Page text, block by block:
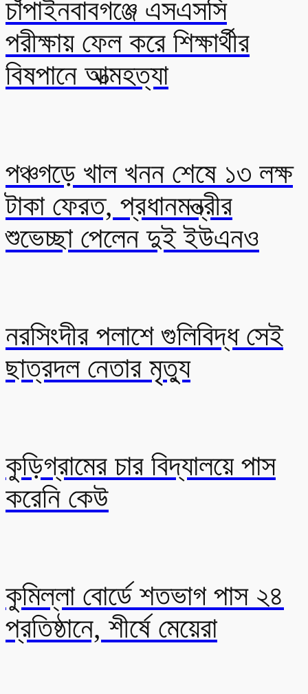
চাঁপাইনবাবগঞ্জে এসএসসি
পরীক্ষায় ফেল করে শিক্ষার্থীর
বিষপানে আত্মহত্যা
পঞ্চগড়ে খাল খনন শেষে ১৩ লক্ষ
টাকা ফেরত, প্রধানমন্ত্রীর
শুভেচ্ছা পেলেন দুই ইউএনও
নরসিংদীর পলাশে গুলিবিদ্ধ সেই
ছাত্রদল নেতার মৃত্যু
কুড়িগ্রামের চার বিদ্যালয়ে পাস
করেনি কেউ
কুমিল্লা বোর্ডে শতভাগ পাস ২৪
প্রতিষ্ঠানে, শীর্ষে মেয়েরা